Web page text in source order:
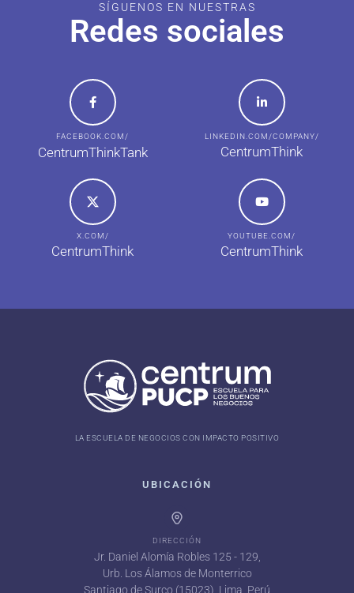
SÍGUENOS EN NUESTRAS
Redes sociales
FACEBOOK.COM/
CentrumThinkTank
LINKEDIN.COM/COMPANY/
CentrumThink
X.COM/
CentrumThink
YOUTUBE.COM/
CentrumThink
LA ESCUELA DE NEGOCIOS CON IMPACTO POSITIVO
UBICACIÓN
DIRECCIÓN
Jr. Daniel Alomía Robles 125 - 129,
Urb. Los Álamos de Monterrico
Santiago de Surco (15023), Lima, Perú